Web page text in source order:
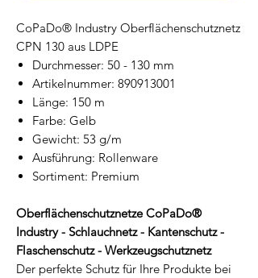
CoPaDo® Industry Oberflächenschutznetz
CPN 130 aus LDPE
Durchmesser: 50 - 130 mm
Artikelnummer: 890913001
Länge: 150 m
Farbe: Gelb
Gewicht: 53 g/m
Ausführung: Rollenware
Sortiment: Premium
Oberflächenschutznetze CoPaDo®
Industry - Schlauchnetz - Kantenschutz -
Flaschenschutz - Werkzeugschutznetz
Der perfekte Schutz für Ihre Produkte bei